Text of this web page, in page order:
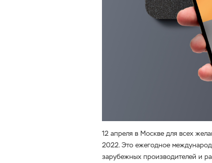
12 апреля в Москве для всех
2022. Это ежегодное
зарубежных производителей и